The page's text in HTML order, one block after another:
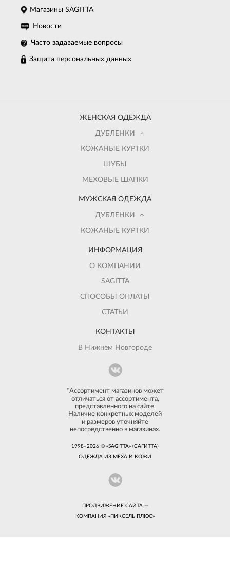
Магазины SAGITTA
Новости
Часто задаваемые вопросы
Защита персональных данных
ЖЕНСКАЯ ОДЕЖДА
ДУБЛЕНКИ
КОЖАНЫЕ КУРТКИ
ШУБЫ
МЕХОВЫЕ ШАПКИ
МУЖСКАЯ ОДЕЖДА
ДУБЛЕНКИ
КОЖАНЫЕ КУРТКИ
ИНФОРМАЦИЯ
О КОМПАНИИ
SAGITTA
СПОСОБЫ ОПЛАТЫ
СТАТЬИ
КОНТАКТЫ
В Нижнем Новгороде
*Ассортимент магазинов может
отличаться от ассортимента,
представленного на сайте.
Наличие конкретных моделей
и размеров уточняйте
непосредственно в магазинах.
1998–2026 © «SAGITTA» (САГИТТА)
ОДЕЖДА ИЗ МЕХА И КОЖИ
ПРОДВИЖЕНИЕ САЙТА —
КОМПАНИЯ « ПИКСЕЛЬ ПЛЮС»